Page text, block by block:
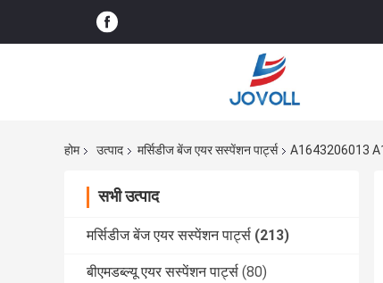
होम उत्पाद मर्सिडीज बेंज एयर सस्पेंशन पार्ट्स A1643206013
सभी उत्पाद
मर्सिडीज बेंज एयर सस्पेंशन पार्ट्स (213)
बीएमडब्ल्यू एयर सस्पेंशन पार्ट्स (80)